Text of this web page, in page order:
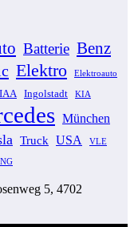
Batterie Benz
Elektro Elektroauto
IAA Ingolstadt KIA
München
Truck USA VLE
5, 4702